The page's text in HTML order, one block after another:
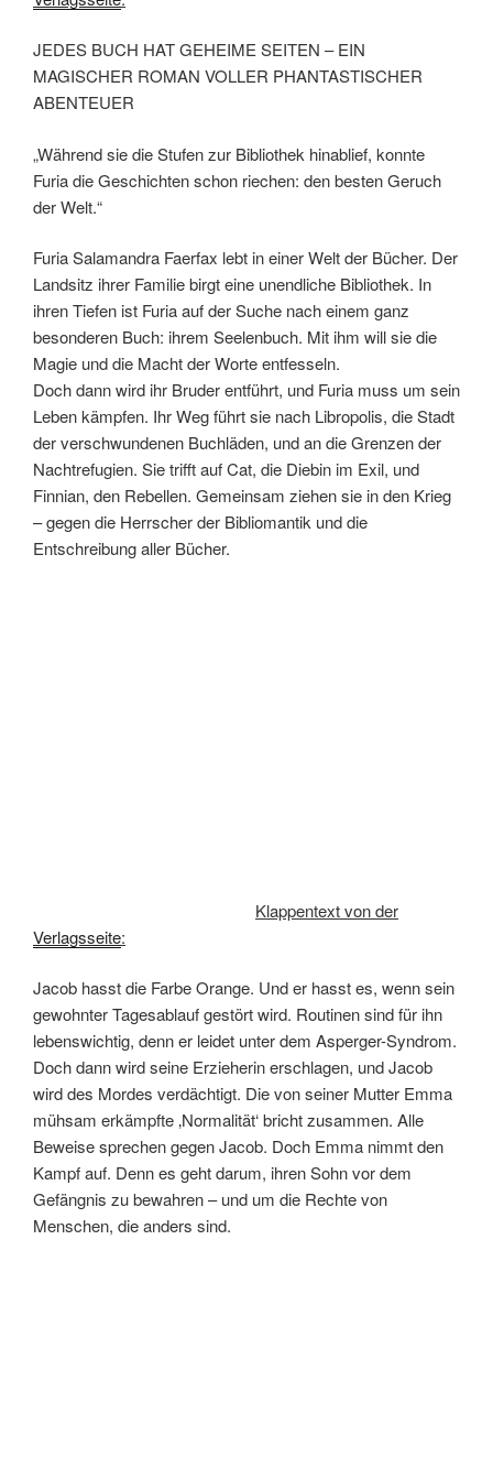
JEDES BUCH HAT GEHEIME SEITEN – EIN
MAGISCHER ROMAN VOLLER PHANTASTISCHER
ABENTEUER
„Während sie die Stufen zur Bibliothek hinablief, konnte
Furia die Geschichten schon riechen: den besten Geruch
der Welt.“
Furia Salamandra Faerfax lebt in einer Welt der Bücher. Der
Landsitz ihrer Familie birgt eine unendliche Bibliothek. In
ihren Tiefen ist Furia auf der Suche nach einem ganz
besonderen Buch: ihrem Seelenbuch. Mit ihm will sie die
Magie und die Macht der Worte entfesseln.
Doch dann wird ihr Bruder entführt, und Furia muss um sein
Leben kämpfen. Ihr Weg führt sie nach Libropolis, die Stadt
der verschwundenen Buchläden, und an die Grenzen der
Nachtrefugien. Sie trifft auf Cat, die Diebin im Exil, und
Finnian, den Rebellen. Gemeinsam ziehen sie in den Krieg
– gegen die Herrscher der Bibliomantik und die
Entschreibung aller Bücher.
Klappentext von der
Verlagsseite:
Jacob hasst die Farbe Orange. Und er hasst es, wenn sein
gewohnter Tagesablauf gestört wird. Routinen sind für ihn
lebenswichtig, denn er leidet unter dem Asperger-Syndrom.
Doch dann wird seine Erzieherin erschlagen, und Jacob
wird des Mordes verdächtigt. Die von seiner Mutter Emma
mühsam erkämpfte ‚Normalität‘ bricht zusammen. Alle
Beweise sprechen gegen Jacob. Doch Emma nimmt den
Kampf auf. Denn es geht darum, ihren Sohn vor dem
Gefängnis zu bewahren – und um die Rechte von
Menschen, die anders sind.